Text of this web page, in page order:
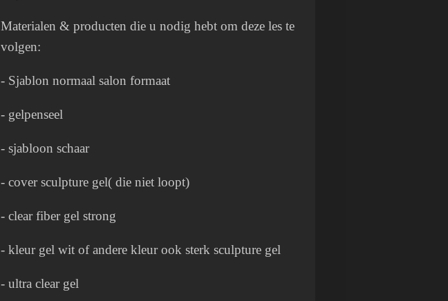
Materialen & producten die u nodig hebt om deze les te
volgen:
- Sjablon normaal salon formaat
- gelpenseel
- sjabloon schaar
- cover sculpture gel( die niet loopt)
- clear fiber gel strong
- kleur gel wit of andere kleur ook sterk sculpture gel
- ultra clear gel